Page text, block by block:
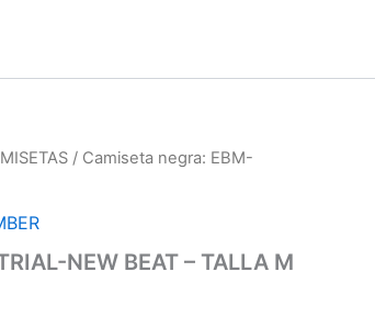
/ Camiseta negra: EBM-
NEW BEAT – TALLA M